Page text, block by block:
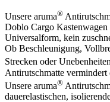
Unsere aruma®
Doblo Cargo
Universalform, kein
Ob Beschleunigung,
Strecken oder
Antirutschmatte
Unsere aruma®
dauerelastischen,